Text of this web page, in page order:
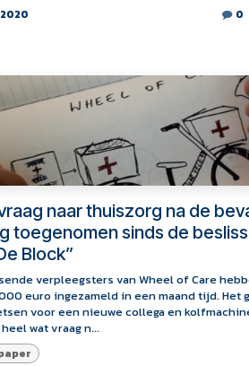
0
naar thuiszorg na de
toegenomen sinds de
Block”
verpleegsters van Wheel of Care
euro ingezameld in een maand tijd. Het
voor een nieuwe collega en
wat vraag n...